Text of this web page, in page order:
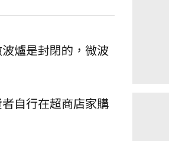
爐是封閉的，微波
自行在超商店家購